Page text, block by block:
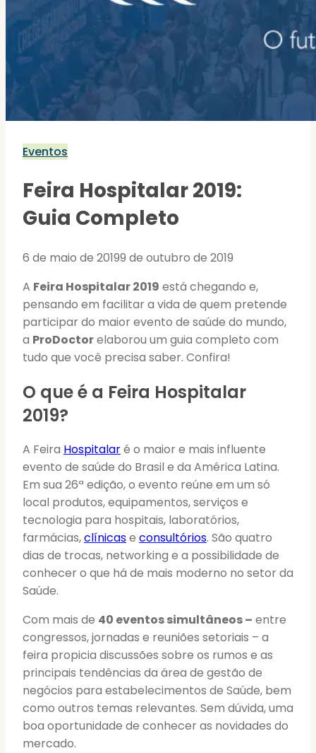
Eventos
Feira Hospitalar 2019:
Guia Completo
6 de maio de 20199 de outubro de 2019
A Feira Hospitalar 2019 está chegando e,
pensando em facilitar a vida de quem pretende
participar do maior evento de saúde do mundo,
a ProDoctorelaborou um guia completo com
tudo que você precisa saber. Confira!
O que é a Feira Hospitalar
2019?
A Feira Hospitalaré o maior e mais influente
evento de saúde do Brasil e da América Latina.
Em sua 26ª edição, o evento reúne em um só
local produtos, equipamentos, serviços e
tecnologia para hospitais, laboratórios,
farmácias,clínicase consultórios. São quatro
dias de trocas, networking e a possibilidade de
conhecer o que há de mais moderno no setor da
Saúde.
Com mais de 40 eventos simultâneos – entre
congressos, jornadas e reuniões setoriais – a
feira propicia discussões sobre os rumos e as
principais tendências da área de gestão de
negócios para estabelecimentos de Saúde, bem
como outros temas relevantes. Sem dúvida, uma
boa oportunidade de conhecer as novidades do
mercado.